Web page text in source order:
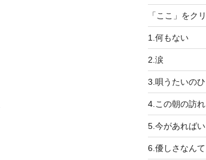
「ここ」をク
1.何もない
2.涙
3.唄うたいの
4.この朝の訪れ
5.今があれば
6.優しさなんて